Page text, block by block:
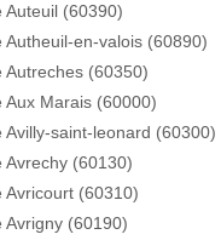
Auteuil (60390)
Autheuil-en-valois (60890)
Autreches (60350)
Aux Marais (60000)
Avilly-saint-leonard (60300)
Avrechy (60130)
Avricourt (60310)
Avrigny (60190)